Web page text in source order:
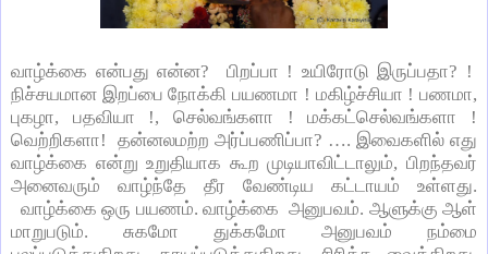
வாழ்க்கை என்பது என்ன? பிறப்பா ! உயிரோடு இருப்பதா? !
நிச்சயமான இறப்பை நோக்கி பயணமா ! மகிழ்ச்சியா ! பணமா,
புகழா, பதவியா !, செல்வங்களா ! மக்கட்செல்வங்களா !
வெற்றிகளா! தன்னலமற்ற அர்ப்பணிப்பா? …. இவைகளில் எது
வாழ்க்கை என்று உறுதியாக கூற முடியாவிட்டாலும், பிறந்தவர்
அனைவரும் வாழ்ந்தே தீர வேண்டிய கட்டாயம் உள்ளது.
வாழ்க்கை ஒரு பயணம். வாழ்க்கை அனுபவம். ஆளுக்கு ஆள்
மாறுபடும். சுகமோ துக்கமோ அனுபவம் நம்மை